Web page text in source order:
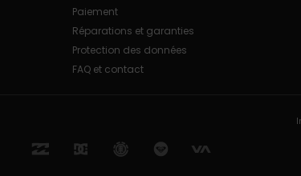
Paiement
Réparations et garanties
Protection des données
FAQ et contact